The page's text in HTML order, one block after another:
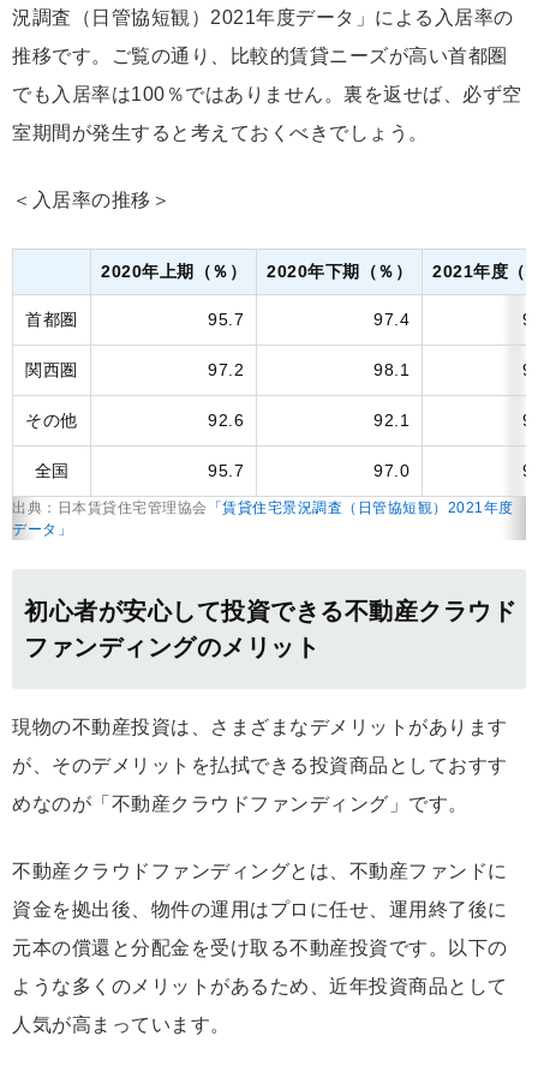
況調査（日管協短観）2021年度データ」による入居率の
推移です。ご覧の通り、比較的賃貸ニーズが高い首都圏
でも入居率は100％ではありません。裏を返せば、必ず空
室期間が発生すると考えておくべきでしょう。
＜入居率の推移＞
2020年上期（％） 2020年下期（％） 2021年度（
首都圏 95.7 97.4
関西圏 97.2 98.1
その他 92.6 92.1
全国 95.7 97.0
出典：日本賃貸住宅管理協会 「賃貸住宅景況調査（日管協短観）2021年度
データ」
初心者が安心して投資できる不動産クラウド
ファンディングのメリット
現物の不動産投資は、さまざまなデメリットがあります
が、そのデメリットを払拭できる投資商品としておすす
めなのが「不動産クラウドファンディング」です。
不動産クラウドファンディングとは、不動産ファンドに
資金を拠出後、物件の運用はプロに任せ、運用終了後に
元本の償還と分配金を受け取る不動産投資です。以下の
ような多くのメリットがあるため、近年投資商品として
人気が高まっています。